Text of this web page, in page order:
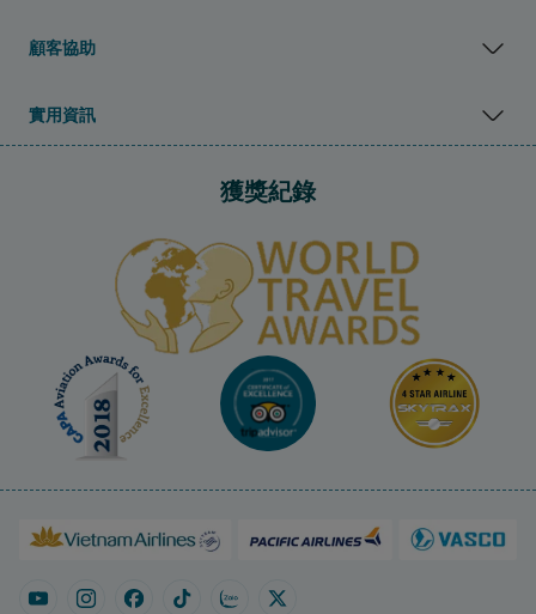
顧客協助
實用資訊
獲獎紀錄